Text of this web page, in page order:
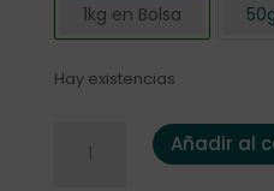
1kg en Bolsa
Hay existencias
*Pai Mu Tan Navidades
Añadir al